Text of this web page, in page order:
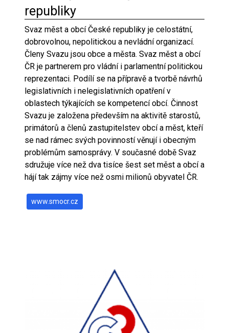
republiky
Svaz měst a obcí České republiky je celostátní,
dobrovolnou, nepolitickou a nevládní organizací.
Členy Svazu jsou obce a města. Svaz měst a obcí
ČR je partnerem pro vládní i parlamentní politickou
reprezentaci. Podílí se na přípravě a tvorbě návrhů
legislativních i nelegislativních opatření v
oblastech týkajících se kompetencí obcí. Činnost
Svazu je založena především na aktivitě starostů,
primátorů a členů zastupitelstev obcí a měst, kteří
se nad rámec svých povinností věnují i obecným
problémům samosprávy. V současné době Svaz
sdružuje více než dva tisíce šest set měst a obcí a
hájí tak zájmy více než osmi milionů obyvatel ČR.
www.smocr.cz